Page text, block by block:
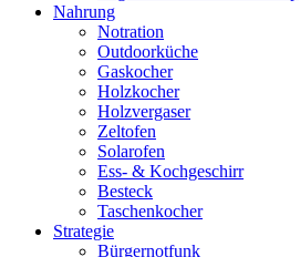
Nahrung
Notration
Outdoorküche
Gaskocher
Holzkocher
Holzvergaser
Zeltofen
Solarofen
Ess- & Kochgeschirr
Besteck
Taschenkocher
Strategie
Bürgernotfunk